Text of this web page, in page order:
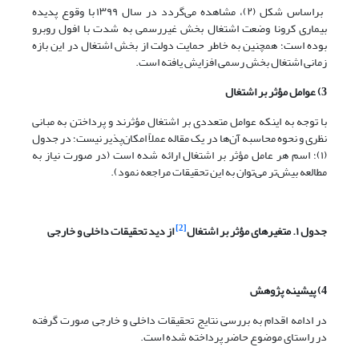
براساس شکل (۲)، مشاهده می‌گردد در سال ۱۳۹۹ با وقوع پدیده
بیماری کرونا وضعت اشتغال بخش غیررسمی به شدت با افول روبرو
بوده است؛ همچنین به خاطر حمایت دولت از بخش اشتغال در این بازه
زمانی اشتغال بخش رسمی افزایش یافته است.
3) عوامل مؤثر بر اشتغال
با توجه به اینکه عوامل متعددی بر اشتغال مؤثرند و پرداختن به مبانی
نظری و نحوه محاسبه آن‌ها در یک مقاله عملاً امکان‌پذیر نیست؛ در جدول
(۱)؛ اسم هر عامل مؤثر بر اشتغال ارائه شده است (در صورت نیاز به
مطالعه بیش‌تر می‌توان به این تحقیقات مراجعه نمود).
جدول ۱. متغیرهای مؤثر بر اشتغال [2] از دید تحقیقات داخلی و خارجی
4) پیشینه پژوهش
در ادامه اقدام به بررسی نتایج تحقیقات داخلی و خارجی صورت گرفته
در راستای موضوع حاضر پرداخته شده است.